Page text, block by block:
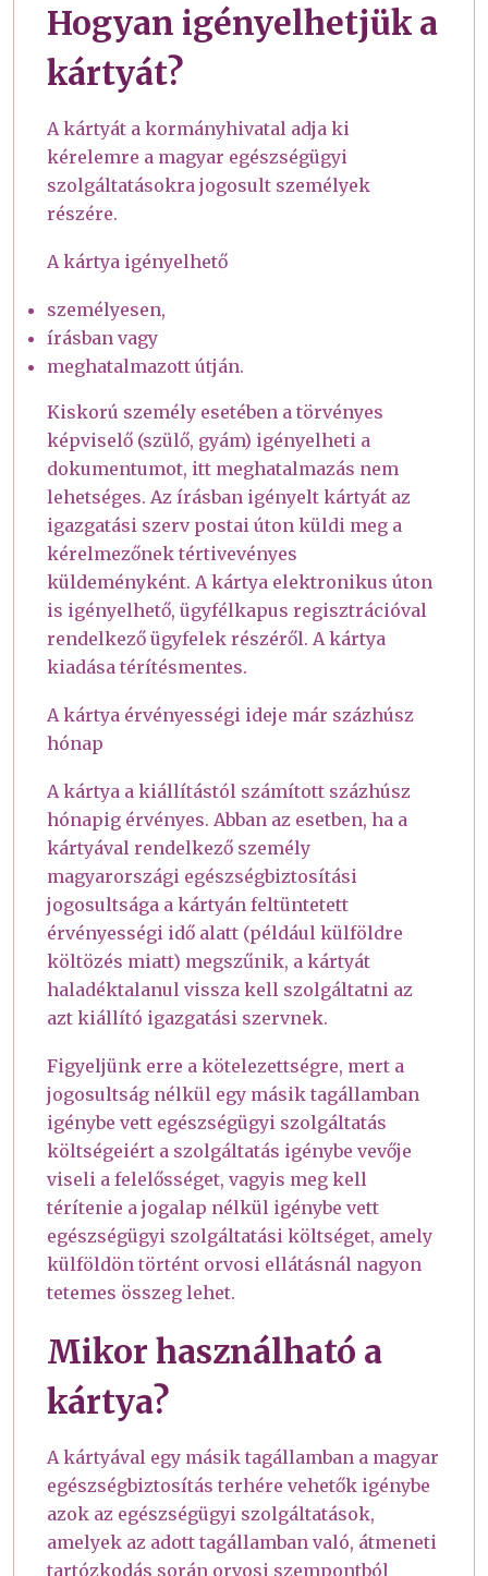
Hogyan igényelhetjük a
kártyát?
A kártyát a kormányhivatal adja ki
kérelemre a magyar egészségügyi
szolgáltatásokra jogosult személyek
részére.
A kártya igényelhető
személyesen,
írásban vagy
meghatalmazott útján.
Kiskorú személy esetében a törvényes
képviselő (szülő, gyám) igényelheti a
dokumentumot, itt meghatalmazás nem
lehetséges. Az írásban igényelt kártyát az
igazgatási szerv postai úton küldi meg a
kérelmezőnek tértivevényes
küldeményként. A kártya elektronikus úton
is igényelhető, ügyfélkapus regisztrációval
rendelkező ügyfelek részéről. A kártya
kiadása térítésmentes.
A kártya érvényességi ideje már százhúsz
hónap
A kártya a kiállítástól számított százhúsz
hónapig érvényes. Abban az esetben, ha a
kártyával rendelkező személy
magyarországi egészségbiztosítási
jogosultsága a kártyán feltüntetett
érvényességi idő alatt (például külföldre
költözés miatt) megszűnik, a kártyát
haladéktalanul vissza kell szolgáltatni az
azt kiállító igazgatási szervnek.
Figyeljünk erre a kötelezettségre, mert a
jogosultság nélkül egy másik tagállamban
igénybe vett egészségügyi szolgáltatás
költségeiért a szolgáltatás igénybe vevője
viseli a felelősséget, vagyis meg kell
térítenie a jogalap nélkül igénybe vett
egészségügyi szolgáltatási költséget, amely
külföldön történt orvosi ellátásnál nagyon
tetemes összeg lehet.
Mikor használható a
kártya?
A kártyával egy másik tagállamban a magyar
egészségbiztosítás terhére vehetők igénybe
azok az egészségügyi szolgáltatások,
amelyek az adott tagállamban való, átmeneti
tartózkodás során orvosi szempontból